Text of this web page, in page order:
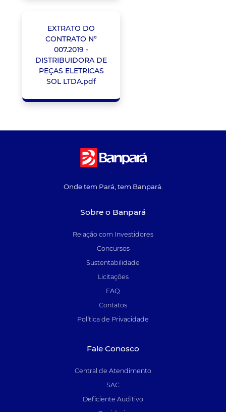
EXTRATO DO
CONTRATO N°
007.2019 -
DISTRIBUIDORA DE
PEÇAS ELETRICAS
SOL LTDA.pdf
Onde tem Pará, tem Banpará.
Sobre o Banpará
Relação com Investidores
Concursos
Sustentabilidade
Licitações
FAQ
Contatos
Política de Privacidade
Fale Conosco
Central de Atendimento
SAC
Deficiente Auditivo